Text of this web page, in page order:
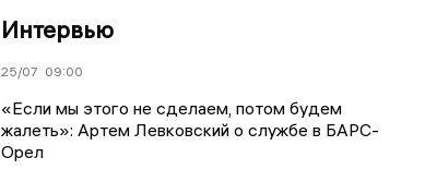
Интервью
25/07 09:00
«Если мы этого не сделаем, потом будем
жалеть»: Артем Левковский о службе в БАРС-
Орел